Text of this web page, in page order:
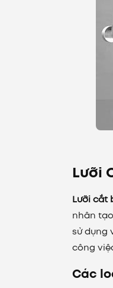
Lưỡi
Lưỡi cắt
nhân
sử dụng
công
Các